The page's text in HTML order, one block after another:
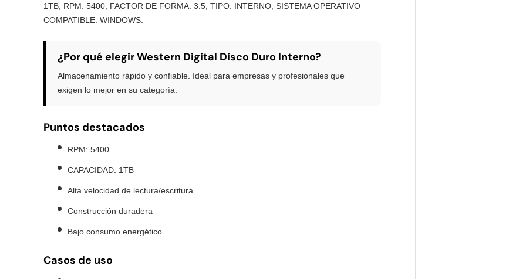
1TB; RPM: 5400; FACTOR DE FORMA: 3.5; TIPO: INTERNO; SISTEMA OPERATIVO
COMPATIBLE: WINDOWS.
¿Por qué elegir Western Digital Disco Duro Interno?
Almacenamiento rápido y confiable. Ideal para empresas y profesionales que
exigen lo mejor en su categoría.
Puntos destacados
RPM: 5400
CAPACIDAD: 1TB
Alta velocidad de lectura/escritura
Construcción duradera
Bajo consumo energético
Casos de uso